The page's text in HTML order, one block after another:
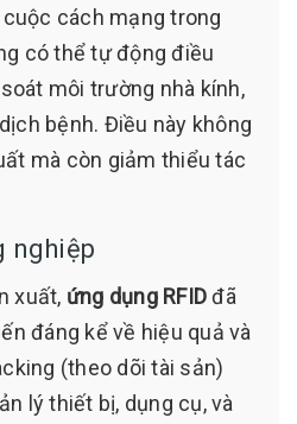
cách mạng trong
có thể tự động điều
môi trường nhà kính,
bệnh. Điều này không
mà còn giảm thiểu tác
nghiệp
xuất, ứng dụng RFIDđã
đáng kể về hiệu quả và
(theo dõi tài sản)
lý thiết bị, dụng cụ, và